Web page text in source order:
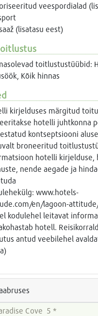
veespordialad
(lisatasu eest)
toitlustustüübid:
Kõik hinnas
kirjelduses märgitud
hotelli juhtkonna
kontseptsiooni
broneeritud
hotelli kirjelduse,
nende aegade ja
www.hotels-
en/lagoon-
kodulehel leitavat
hotell.
antud veebilehel
Cove 5 *